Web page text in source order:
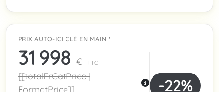
PRIX AUTO-ICI CLÉ EN MAIN *
31 998 € TTC
[[totalFrCatPrice |
FormatPrice]]
-22%